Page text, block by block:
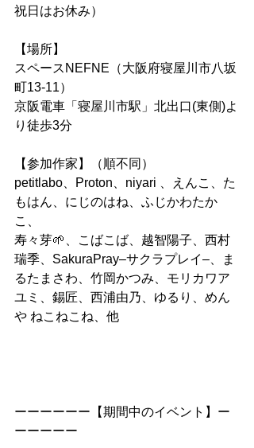
祝日はお休み）
【場所】
スペースNEFNE（大阪府寝屋川市八坂
町13-11）
京阪電車「寝屋川市駅」北出口(東側)よ
り徒歩3分
【参加作家】（順不同）
petitlabo、Proton、niyari 、えんこ、た
もはん、にじのはね、ふじかわたか
こ、
寿々芽🌱、こばこば、越智陽子、西村
瑞季、SakuraPray–サクラプレイ–、ま
るたまさわ、竹岡かつみ、モリカワア
ユミ、錫匠、西浦由乃、ゆるり、めん
や ねこねこね、他
ーーーーーー【期間中のイベント】ー
ーーーーー